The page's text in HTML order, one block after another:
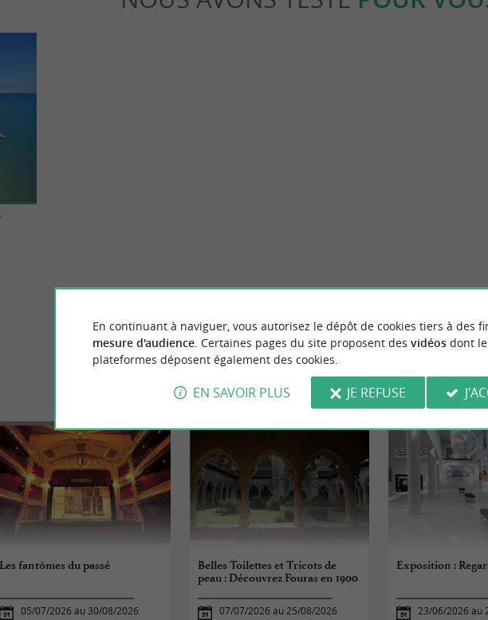
ÉVÈNEMENTSÀ FOURAS
Les fantômes du passé
05/07/2026 au 30/08/2026
Belles Toilettes et Tricots de
peau : Découvrez Fouras en 1900
07/07/2026 au 25/08/2026
Exposition :
23/06/2026 au
En continuant à naviguer, vous autorisez le dépôt de cookies tiers à des
mesure d'audience. Certaines pages du site proposent des vidéosdont
plateformes déposent également des cookies.
EN SAVOIR PLUS JE REFUSE